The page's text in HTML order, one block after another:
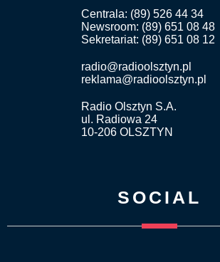
Centrala: (89) 526 44 34
Newsroom: (89) 651 08 48
Sekretariat: (89) 651 08 12
radio@radioolsztyn.pl
reklama@radioolsztyn.pl
Radio Olsztyn S.A.
ul. Radiowa 24
10-206 OLSZTYN
SOCIAL